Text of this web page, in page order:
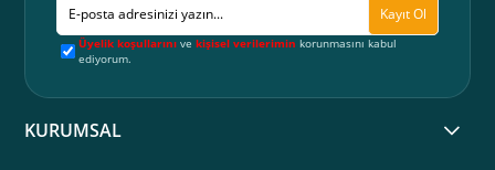
Kayıt Ol
Üyelik koşullarınıve kişisel verilerimin korunmasını kabul
ediyorum.
KURUMSAL